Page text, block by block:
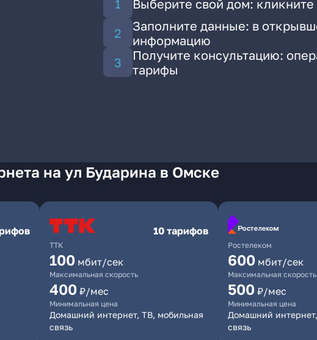
Выберите свой дом:
Заполните данные: в
информацию
Получите консультацию:
тарифы
на ул Бударина в Омске
ТТК
10 тарифов
100 мбит/сек
Максимальная скорость
400 ₽/мес
Минимальная цена
Домашний интернет, ТВ, мобильная
связь
Ростелеком
600 мбит/сек
Максимальная скорость
500 ₽/мес
Минимальная цена
Домашний
связь